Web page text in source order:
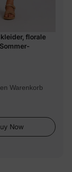
florale
Warenkorb
Now